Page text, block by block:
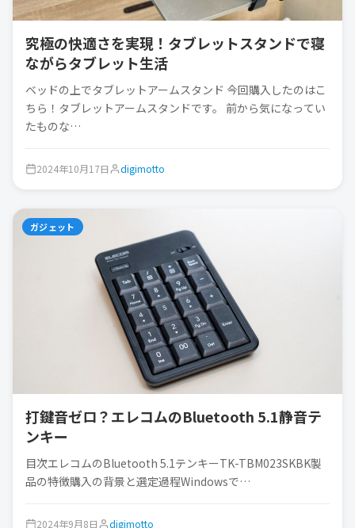
究極の快適さを実現！タブレットスタンドで寝
ながらタブレット生活
ベッドの上でタブレットアームスタンド 今回購入したのはこ
ちら！タブレットアームスタンドです。 前から気になってい
たものな…
2024年10月17日 digimotto
ガジェット
打鍵音ゼロ？エレコムのBluetooth 5.1静音テ
ンキー
目次エレコムのBluetooth 5.1テンキーTK-TBM023SKBK製
品の特徴購入の背景と選定過程Windowsで…
2024年9月8日 digimotto